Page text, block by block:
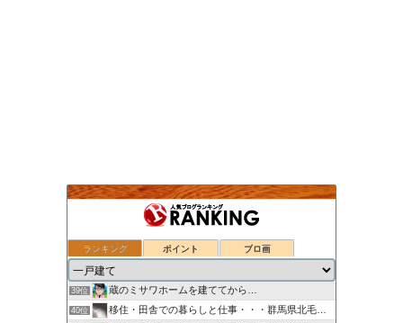
ランキング ポイント ブロ画
37位 ついのすみかはここにあるか
38位 小型焼却炉の選び方
39位 蔵のミサワホームを建ててから…
40位 移住・田舎での暮らしと仕事・・・群馬県北毛みなかみエリア